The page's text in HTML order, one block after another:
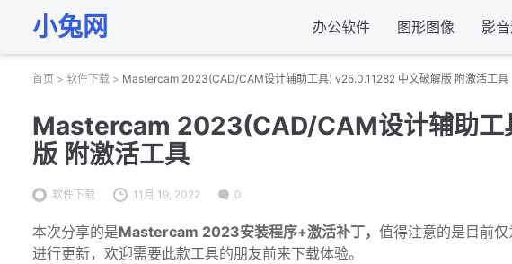
小兔网 办公软件 图形图像 影
首页 > 软件下载 > Mastercam 2023(CAD/CAM设计辅助工具) v25.0.11282 中文破解版 附激活工具
Mastercam 2023(CAD/CAM设计辅助工
版 附激活工具
软件下载 11月 19, 2022 0
本次分享的是Mastercam 2023安装程序+激活补丁， 值得注意的是目前
进行更新，欢迎需要此款工具的朋友前来下载体验。